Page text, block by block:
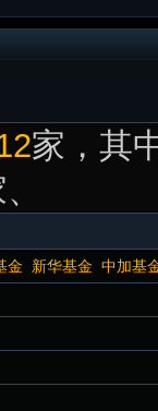
家，其
金 新华基金 中加基